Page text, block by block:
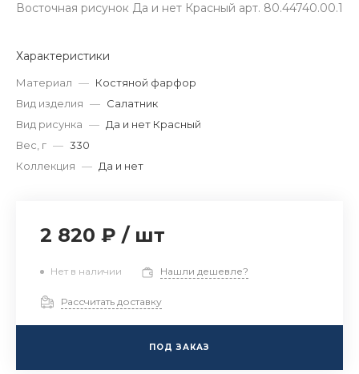
Восточная рисунок Да и нет Красный арт. 80.44740.00.1
Характеристики
Материал — Костяной фарфор
Вид изделия — Салатник
Вид рисунка — Да и нет Красный
Вес, г — 330
Коллекция — Да и нет
2 820 ₽ / шт
Нет в наличии Нашли дешевле?
Рассчитать доставку
ПОД ЗАКАЗ